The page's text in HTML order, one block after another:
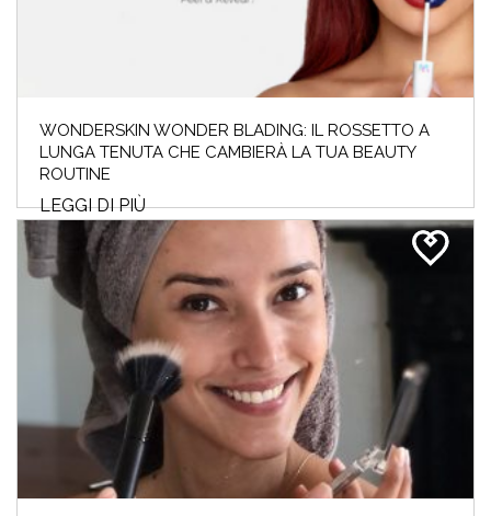
Crea ora la tua nuova routine di bellezza con
i prodotti beauty Biotherm e Lancôme! Re...
LEGGI DI PIÙ
SALDI INVERNALI 2024:
ECCO I TOP 10 PRODOTTI DA
ACQUISTARE
WONDERSKIN WONDER BLADING: IL ROSSETTO A
LUNGA TENUTA CHE CAMBIERÀ LA TUA BEAUTY
ROUTINE
LEGGI DI PIÙ